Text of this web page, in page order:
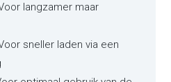
langzamer maar
sneller laden via een